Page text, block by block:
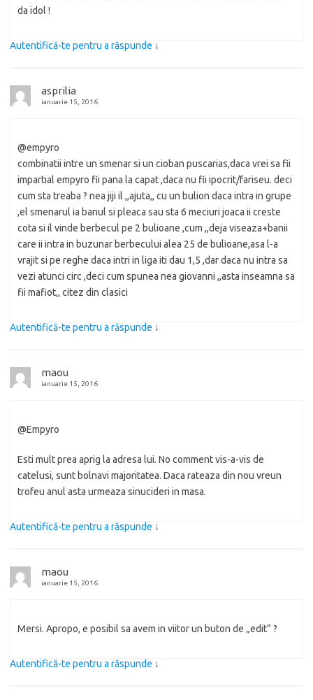
da idol !
Autentifică-te pentru a răspunde ↓
asprilia
ianuarie 15, 2016
@empyro
combinatii intre un smenar si un cioban puscarias,daca vrei sa fii
impartial empyro fii pana la capat ,daca nu fii ipocrit/fariseu. deci
cum sta treaba ? nea jiji il ,,ajuta,, cu un bulion daca intra in grupe
,el smenarul ia banul si pleaca sau sta 6 meciuri joaca ii creste
cota si il vinde berbecul pe 2 bulioane ,cum ,,deja viseaza+banii
care ii intra in buzunar berbecului alea 25 de bulioane,asa l-a
vrajit si pe reghe daca intri in liga iti dau 1,5 ,dar daca nu intra sa
vezi atunci circ ,deci cum spunea nea giovanni ,,asta inseamna sa
fii mafiot,, citez din clasici
Autentifică-te pentru a răspunde ↓
maou
ianuarie 15, 2016
@Empyro
Esti mult prea aprig la adresa lui. No comment vis-a-vis de
catelusi, sunt bolnavi majoritatea. Daca rateaza din nou vreun
trofeu anul asta urmeaza sinucideri in masa.
Autentifică-te pentru a răspunde ↓
maou
ianuarie 15, 2016
Mersi. Apropo, e posibil sa avem in viitor un buton de „edit” ?
Autentifică-te pentru a răspunde ↓